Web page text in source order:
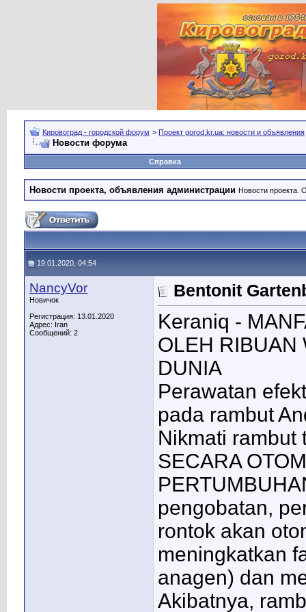
Кировоград - городской форум > Проект gorod.kr.ua: новости и объявления
Новости форума
Справка
Новости проекта, объявления администрации Новости проекта.
19.01.2020, 04:54
NancyVor
Новичок
Регистрация: 13.01.2020
Адрес: Iran
Сообщений: 2
Bentonit
Keraniq -
OLEH RIBUAN
DUNIA
Perawatan
pada rambut
Nikmati rambut
SECARA
pengobatan,
rontok akan
meningkatkan
anagen) dan
Akibatnya,